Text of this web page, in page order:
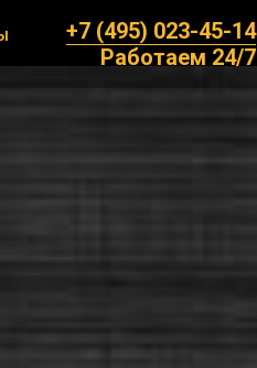
+7 (495) 023-45-14
Работаем 24/7